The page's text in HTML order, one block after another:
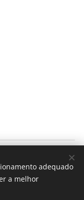
adequado
a melhor